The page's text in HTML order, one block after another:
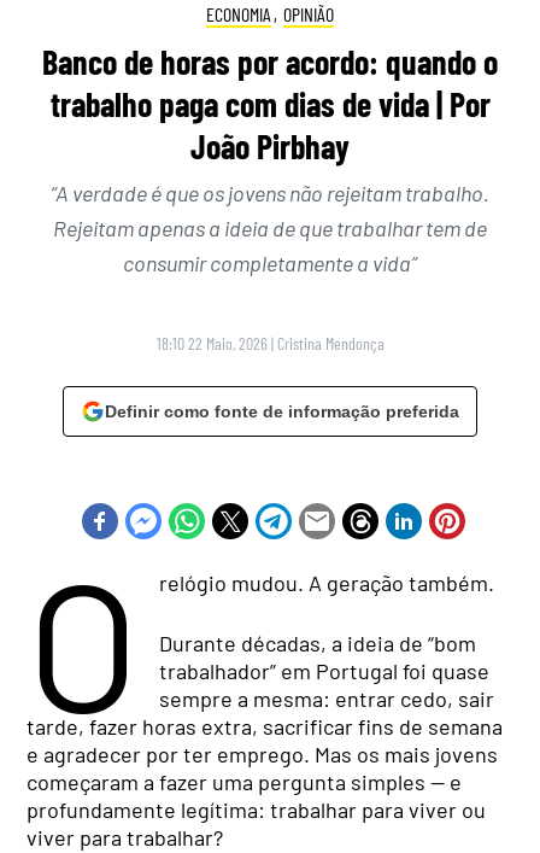
ECONOMIA , OPINIÃO
Banco de horas por acordo: quando o
trabalho paga com dias de vida | Por
João Pirbhay
“A verdade é que os jovens não rejeitam trabalho.
Rejeitam apenas a ideia de que trabalhar tem de
consumir completamente a vida”
18:10 22 Maio, 2026 | Cristina Mendonça
Definir como fonte de informação preferida
O relógio mudou. A geração também.
Durante décadas, a ideia de “bom
trabalhador” em Portugal foi quase
sempre a mesma: entrar cedo, sair
tarde, fazer horas extra, sacrificar fins de semana
e agradecer por ter emprego. Mas os mais jovens
começaram a fazer uma pergunta simples — e
profundamente legítima: trabalhar para viver ou
viver para trabalhar?